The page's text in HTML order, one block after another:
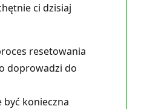
ci dzisiaj
resetowania
doprowadzi do
być konieczna